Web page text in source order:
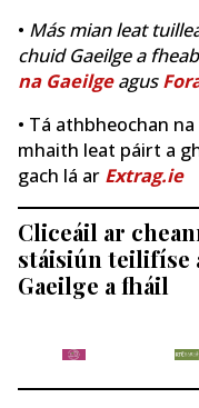
• Más mian leat
chuid Gaeilge a
na Gaeilgeagus
• Tá athbheochan
mhaith leat páirt a
gach lá ar Extrag.ie
Cliceáil ar
stáisiún teilifíse
Gaeilge a fháil